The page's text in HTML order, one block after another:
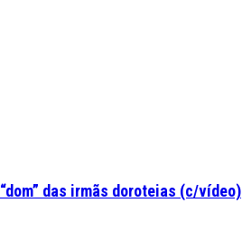
das irmãs doroteias (c/vídeo)